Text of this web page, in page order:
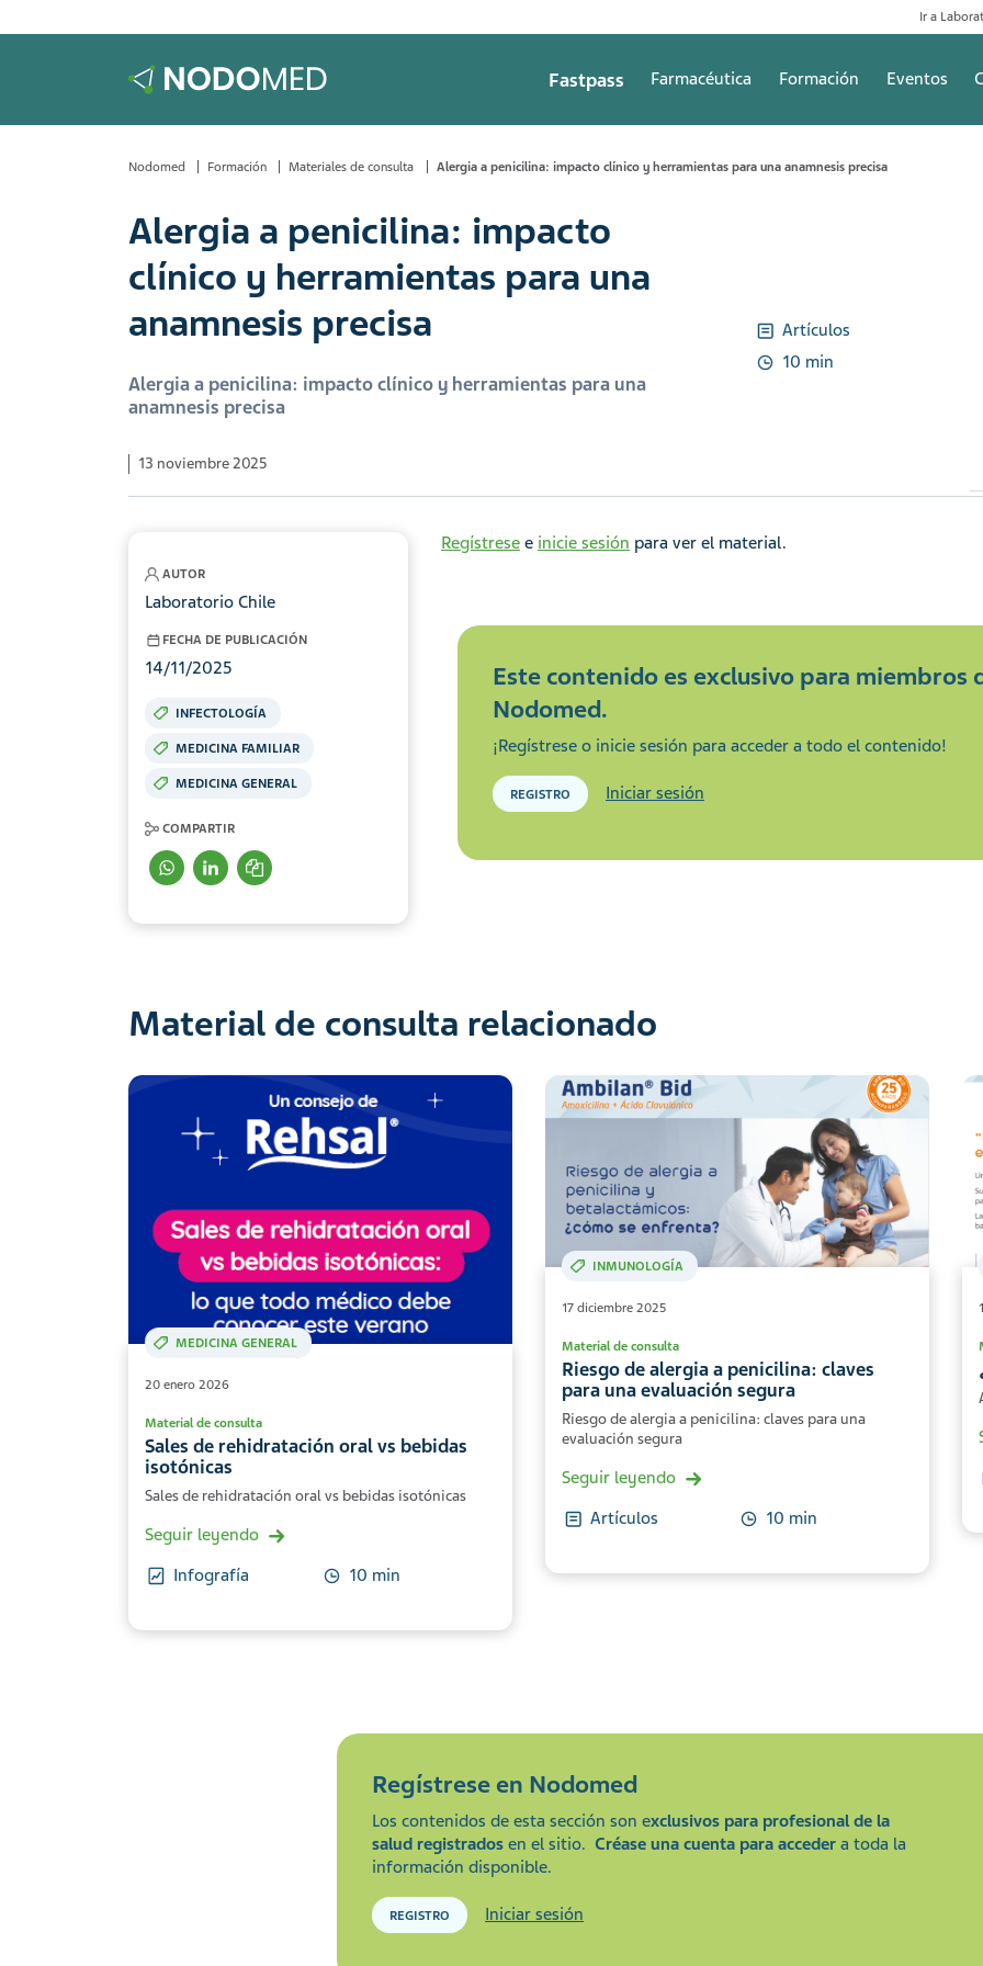
Ir a
Fastpass Farmacéutica Formación Eventos
Nodomed Formación Materiales de consulta Alergia a penicilina: impacto clínico y herramientas para una anamnesis precisa
Alergia a penicilina: impacto
clínico y herramientas para una
anamnesis precisa
Alergia a penicilina: impacto clínico y herramientas para una
anamnesis precisa
13 noviembre 2025
Artículos
10 min
AUTOR
Laboratorio Chile
FECHA DE PUBLICACIÓN
14/11/2025
INFECTOLOGÍA
MEDICINA FAMILIAR
MEDICINA GENERAL
COMPARTIR
Regístrese e inicie sesión para ver el material.
Este contenido es exclusivo para miembros
Nodomed.
¡Regístrese o inicie sesión para acceder a todo el contenido!
REGISTRO Iniciar sesión
Material de consulta relacionado
MEDICINA GENERAL
20 enero 2026
Material de consulta
Sales de rehidratación oral vs bebidas
isotónicas
Sales de rehidratación oral vs bebidas isotónicas
Seguir leyendo
Infografía
10 min
INMUNOLOGÍA
17 diciembre 2025
Material de consulta
Riesgo de alergia a penicilina: claves
para una evaluación segura
Riesgo de alergia a penicilina: claves para una
evaluación segura
Seguir leyendo
Artículos
10 min
Regístrese en Nodomed
Los contenidos de esta sección son exclusivos para profesional de la
salud registrados en el sitio. Créase una cuenta para acceder a toda la
información disponible.
REGISTRO Iniciar sesión